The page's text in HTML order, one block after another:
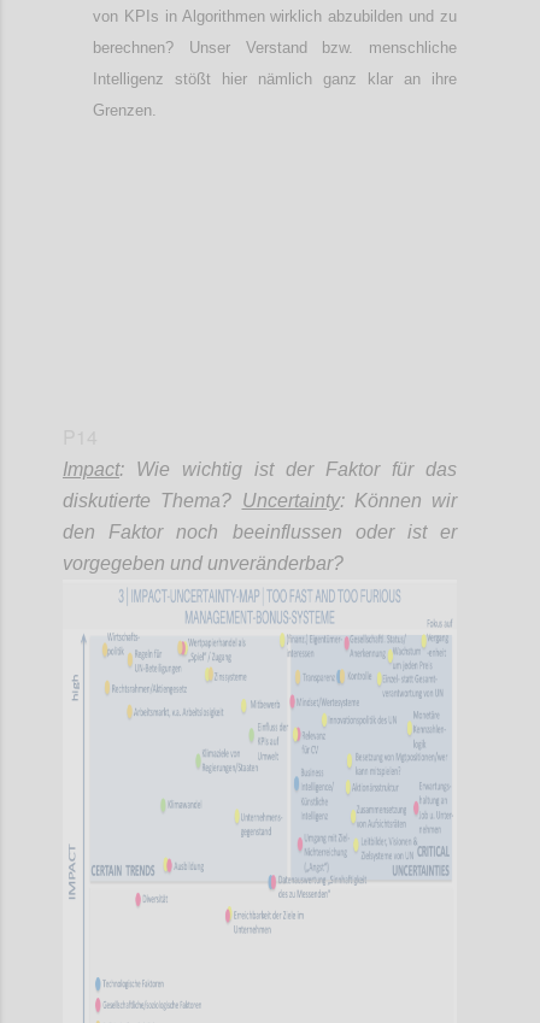
von KPIs in Algorithmen wirklich abzubilden und zu
berechnen? Unser Verstand bzw. menschliche
Intelligenz stößt hier nämlich ganz klar an ihre
Grenzen.
Impact: Wie wichtig ist der Faktor für das
diskutierte Thema? Uncertainty: Können wir
den Faktor noch beeinflussen oder ist er
vorgegeben und unveränderbar?